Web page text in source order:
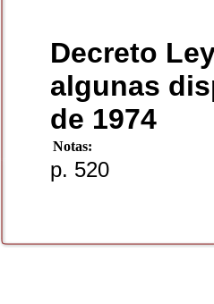
Decreto
algunas
de 1974
Notas:
p. 520